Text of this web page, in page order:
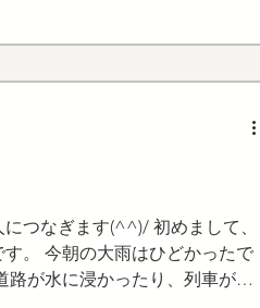
つなぎます(^^)/ 初めまして、
。 今朝の大雨はひどかったで
路が水に浸かったり、列車が運